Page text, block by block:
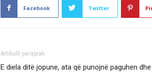
Facebook Twitter
Artikulli paraprak
E diela ditë jopune, ata që punojnë paguhen dhe